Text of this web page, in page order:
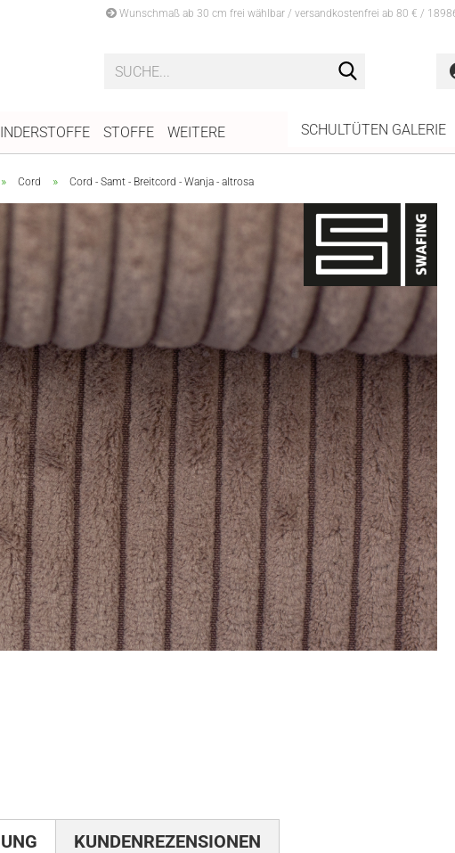
Wunschmaß ab 30 cm frei wählbar / versandkostenfrei ab 80 € /
STOFFE SCHULTÜTEN GALERIE
WEITERE
» Cord » Cord - Samt - Breitcord - Wanja - altrosa
KUNDENREZENSIONEN